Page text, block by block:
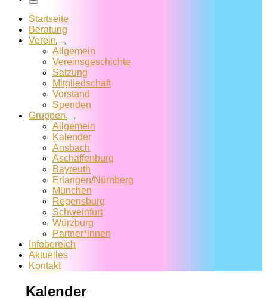
Menü
Startseite
Beratung
Verein
Allgemein
Vereins­geschichte
Satzung
Mitglied­schaft
Vorstand
Spenden
Gruppen
Allgemein
Kalender
Ansbach
Aschaffenburg
Bayreuth
Erlangen/Nürnberg
München
Regensburg
Schweinfurt
Würzburg
Partner*innen
Infobereich
Aktuelles
Kontakt
Kalender